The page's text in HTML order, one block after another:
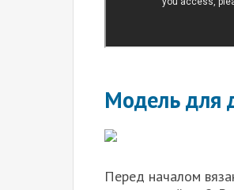
Модель для
Перед началом